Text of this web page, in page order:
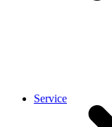
Service